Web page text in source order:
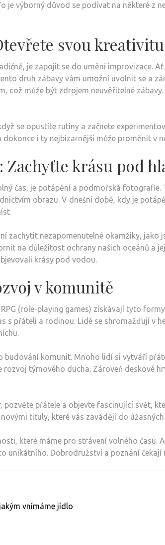
je výborný důvod se podívat na některé z
svou kreativitu
je zapojit se do umění improvizace.
druh zábavy vám umožní uvolnit se a
což může být zdrojem neuvěřitelné
se opustíte rutiny a začnete
i ty nejbizarnější může proměnit v
Zachyťte krásu pod
čas, je potápění a podmořská
obrazu. V dnešní době, kdy je
zachytit nezapomenutelné okamžiky,
na důležitost ochrany našich oceánů a
krásy pod vodou.
v komunitě
(role-playing games) získávají tyto
s přáteli a rodinou. Lidé se shromažďují v
budování komunit. Mnoho lidí si vytváří
týmového ducha. Zároveň deskové
přátele a objevte fascinující svět,
tituly, které vás zavádějí do
které máme pro strávení volného
unikátního. Dobrodružství a poznání
vnímáme jídlo